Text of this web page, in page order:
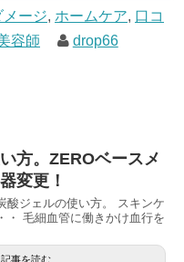
ージ, ホームケア, 口コ
容師 drop66
方。ZEROベースメ
変更！
酸ジェルの使い方。 スキンケ
・ 毛細血管に働きかけ血行を
記事を読む